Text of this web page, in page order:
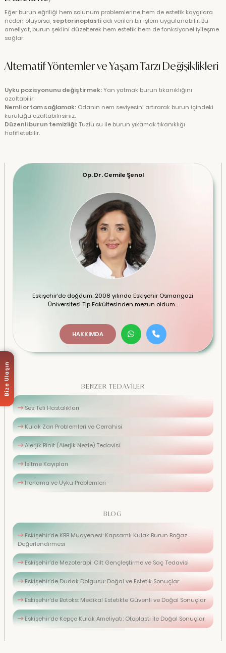
Eğer burun eğriliği hem solunum problemlerine hem de estetik kaygılara
neden oluyorsa, septorinoplastiadı verilen bir işlem uygulanabilir. Bu
ameliyat, burun şeklini düzelterek hem estetik hem de fonksiyonel iyileşme
sağlar.
Alternatif Yöntemler ve Yaşam Tarzı Değişiklikleri
Uyku pozisyonunu değiştirmek:Yan yatmak burun tıkanıklığını
azaltabilir.
Nemli ortam sağlamak:Odanın nem seviyesini artırarak burun içindeki
kuruluğu azaltabilirsiniz.
Düzenli burun temizliği:Tuzlu su ile burun yıkamak tıkanıklığı
hafifletebilir.
Op. Dr. Cemile Şenol
Eskişehir’de doğdum. 2008 yılında Eskişehir Osmangazi
Üniversitesi Tıp Fakültesinden mezun oldum...
HAKKIMDA
BENZER TEDAVİLER
Ses Teli Hastalıkları
Kulak Zarı Problemleri ve Cerrahisi
Alerjik Rinit (Alerjik Nezle) Tedavisi
İşitme Kayıpları
Horlama ve Uyku Problemleri
BLOG
Eskişehir'de KBB Muayenesi: Kapsamlı Kulak Burun Boğaz
Değerlendirmesi
Eskişehir'de Mezoterapi: Cilt Gençleştirme ve Saç Tedavisi
Eskişehir'de Dudak Dolgusu: Doğal ve Estetik Sonuçlar
Eskişehir'de Botoks: Medikal Estetikte Güvenli ve Doğal Sonuçlar
Eskişehir'de Kepçe Kulak Ameliyatı: Otoplasti ile Doğal Sonuçlar
Bize Ulaşın